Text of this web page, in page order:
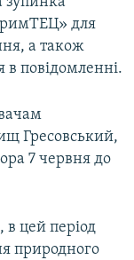
для
а також
в повідомленні.
Гресовський,
7 червня до
в цей період
природного